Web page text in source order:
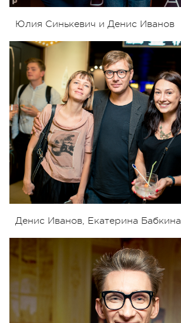
Юлия Синькевич и Денис Иванов
Денис Иванов, Екатерина Бабкина